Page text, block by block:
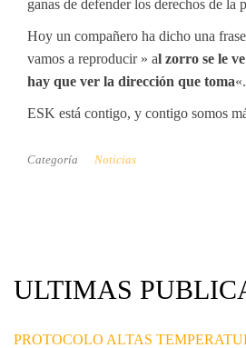
ganas de defender los derechos de la
Hoy un compañero ha dicho una
vamos a reproducir » al zorro se le
hay que ver la dirección que toma«.
ESK está contigo, y contigo somos
Categoría Noticias
ULTIMAS
PROTOCOLO ALTAS